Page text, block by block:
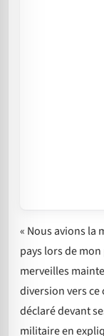
« Nous avions la
pays lors de
merveilles
diversion vers ce
déclaré devant
militaire en